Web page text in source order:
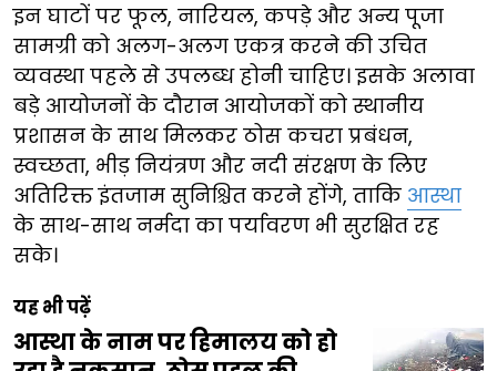
इन घाटों पर फूल, नारियल, कपड़े और अन्य पूजा
सामग्री को अलग-अलग एकत्र करने की उचित
व्यवस्था पहले से उपलब्ध होनी चाहिए। इसके अलावा
बड़े आयोजनों के दौरान आयोजकों को स्थानीय
प्रशासन के साथ मिलकर ठोस कचरा प्रबंधन,
स्वच्छता, भीड़ नियंत्रण और नदी संरक्षण के लिए
अतिरिक्त इंतजाम सुनिश्चित करने होंगे, ताकि आस्था
के साथ-साथ नर्मदा का पर्यावरण भी सुरक्षित रह
सके।
यह भी पढ़ें
आस्था के नाम पर हिमालय को हो